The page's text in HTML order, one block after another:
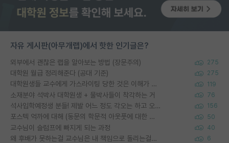
자유 게시판(아무개랩)에서 핫한 인기글은?
외부에서 괜찮은 랩을 알아보는 방법 (장문주의) 275
대학원 월급 정리해준다 (공대 기준) 275
대학원생들 교수에게 가스라이팅 당한 것은 이해가 갑니다. 안타깝네요. 119
소재분야 석박사 대학원생 + 물박사들이 착각하는 거 76
석사입학예정생 분들! 제발 어느 정도 각오는 하고 오세요. 156
포스텍 억까에 대해 (동문의 학문적 아웃풋에 대한 반박) 50
교수님이 슬럼프에 빠지게 되는 과정 40
왜 후배가 못하는걸 교수님은 내 책임으로 돌리는걸까요? 6